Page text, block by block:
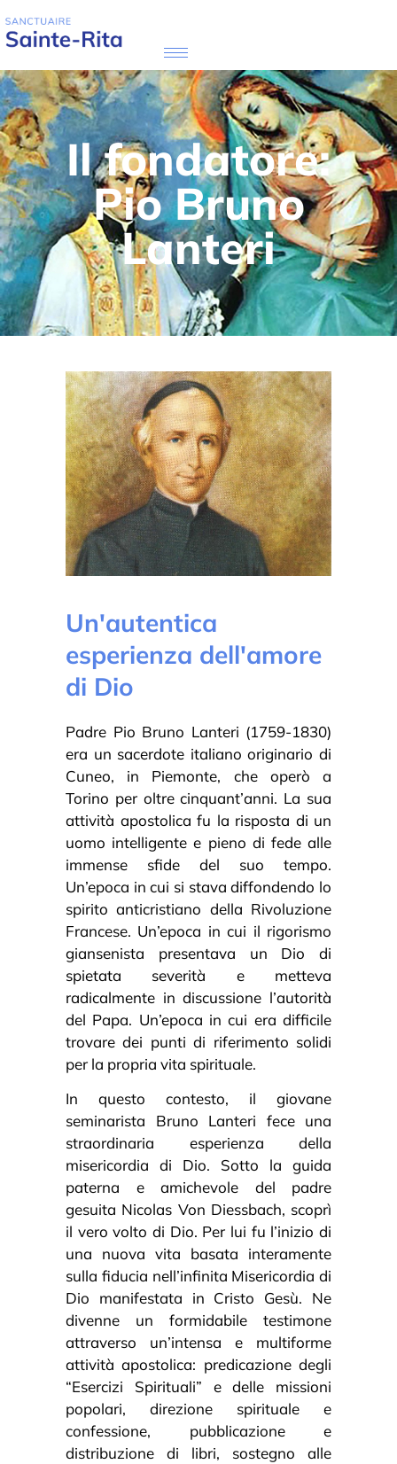
Il fondatore:
Pio Bruno
Lanteri
Un'autentica
esperienza dell'amore
di Dio
Padre Pio Bruno Lanteri (1759-1830)
era un sacerdote italiano originario di
Cuneo, in Piemonte, che operò a
Torino per oltre cinquant’anni. La sua
attività apostolica fu la risposta di un
uomo intelligente e pieno di fede alle
immense sfide del suo tempo.
Un’epoca in cui si stava diffondendo lo
spirito anticristiano della Rivoluzione
Francese. Un’epoca in cui il rigorismo
giansenista presentava un Dio di
spietata severità e metteva
radicalmente in discussione l’autorità
del Papa. Un’epoca in cui era difficile
trovare dei punti di riferimento solidi
per la propria vita spirituale.
In questo contesto, il giovane
seminarista Bruno Lanteri fece una
straordinaria esperienza della
misericordia di Dio. Sotto la guida
paterna e amichevole del padre
gesuita Nicolas Von Diessbach, scoprì
il vero volto di Dio. Per lui fu l’inizio di
una nuova vita basata interamente
sulla fiducia nell’infinita Misericordia di
Dio manifestata in Cristo Gesù. Ne
divenne un formidabile testimone
attraverso un’intensa e multiforme
attività apostolica: predicazione degli
“Esercizi Spirituali” e delle missioni
popolari, direzione spirituale e
confessione, pubblicazione e
distribuzione di libri, sostegno alle